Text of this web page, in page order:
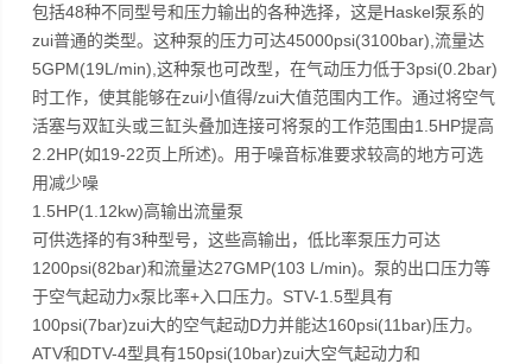
包括48种不同型号和压力输出的各种选择，这是Haskel泵系的
zui普通的类型。这种泵的压力可达45000psi(3100bar),流量达
5GPM(19L/min),这种泵也可改型，在气动压力低于3psi(0.2bar)
时工作，使其能够在zui小值得/zui大值范围内工作。通过将空气
活塞与双缸头或三缸头叠加连接可将泵的工作范围由1.5HP提高
2.2HP(如19-22页上所述)。用于噪音标准要求较高的地方可选
用减少噪
1.5HP(1.12kw)高输出流量泵
可供选择的有3种型号，这些高输出，低比率泵压力可达
1200psi(82bar)和流量达27GMP(103 L/min)。泵的出口压力等
于空气起动力x泵比率+入口压力。STV-1.5型具有
100psi(7bar)zui大的空气起动D力并能达160psi(11bar)压力。
ATV和DTV-4型具有150psi(10bar)zui大空气起动力和